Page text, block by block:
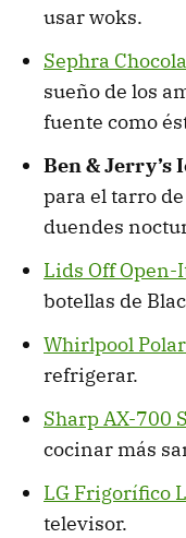
usar woks.
Sephra
sueño de los
fuente como
Ben & Jerry’s
para el tarro
duendes
Lids Off
botellas de
Whirlpool
refrigerar.
Sharp AX-700
cocinar más
LG Frigorífico
televisor.